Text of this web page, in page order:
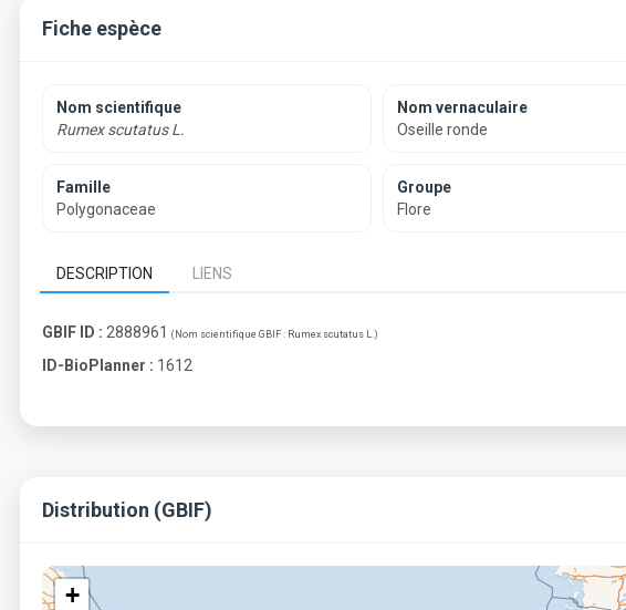
Fiche espèce
Nom scientifique
Rumex scutatus L.
Nom vernaculaire
Oseille ronde
Famille
Polygonaceae
Groupe
Flore
DESCRIPTION LIENS
GBIF ID : 2888961 (Nom scientifique GBIF : Rumex scutatus L.)
ID-BioPlanner : 1612
Distribution (GBIF)
+